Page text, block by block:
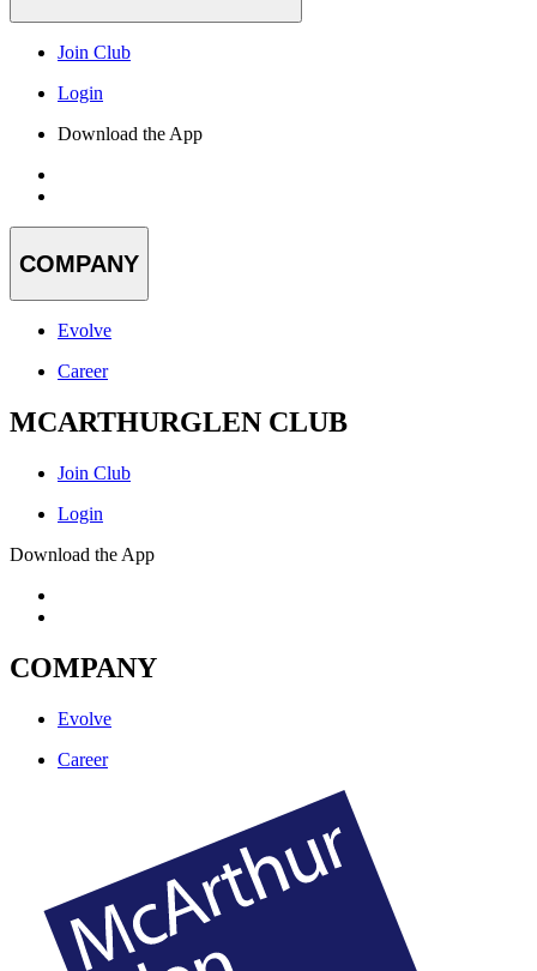
Join Club
Login
Download the App
COMPANY
Evolve
Career
MCARTHURGLEN CLUB
Join Club
Login
Download the App
COMPANY
Evolve
Career